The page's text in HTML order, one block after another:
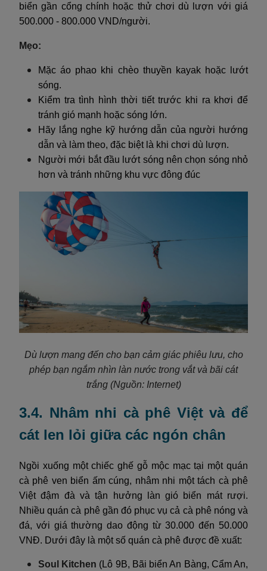
biển gần cổng chính hoặc thử chơi dù lượn với giá
500.000 - 800.000 VND/người.
Mẹo:
Mặc áo phao khi chèo thuyền kayak hoặc lướt
sóng.
Kiểm tra tình hình thời tiết trước khi ra khơi để
tránh gió mạnh hoặc sóng lớn.
Hãy lắng nghe kỹ hướng dẫn của người hướng
dẫn và làm theo, đặc biệt là khi chơi dù lượn.
Người mới bắt đầu lướt sóng nên chọn sóng nhỏ
hơn và tránh những khu vực đông đúc
Dù lượn mang đến cho bạn cảm giác phiêu lưu, cho
phép bạn ngắm nhìn làn nước trong vắt và bãi cát
trắng (Nguồn: Internet)
3.4. Nhâm nhi cà phê Việt và để
cát len lỏi giữa các ngón chân
Ngồi xuống một chiếc ghế gỗ mộc mạc tại một quán
cà phê ven biển ấm cúng, nhâm nhi một tách cà phê
Việt đậm đà và tận hưởng làn gió biển mát rượi.
Nhiều quán cà phê gần đó phục vụ cả cà phê nóng và
đá, với giá thường dao động từ 30.000 đến 50.000
VNĐ. Dưới đây là một số quán cà phê được đề xuất:
Soul Kitchen (Lô 9B, Bãi biển An Bàng, Cẩm An,